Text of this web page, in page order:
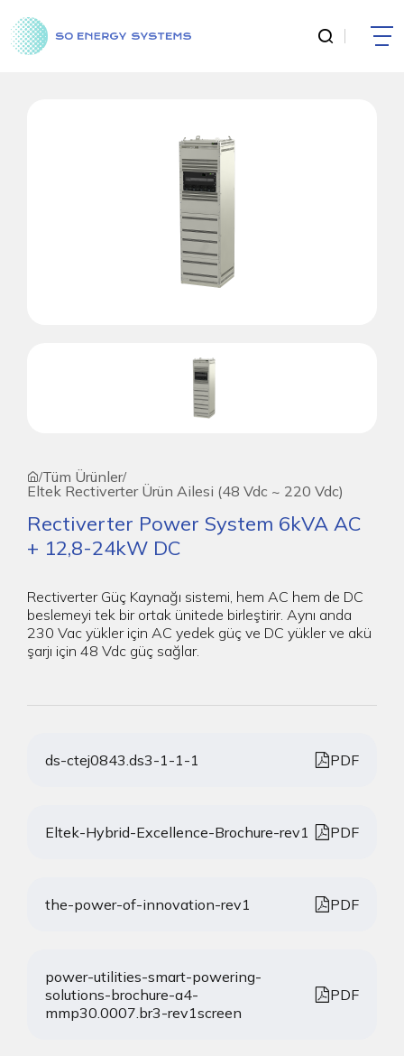
/Tüm Ürünler/
Eltek Rectiverter Ürün Ailesi (48 Vdc ~ 220 Vdc)
Rectiverter Power System 6kVA AC
+ 12,8-24kW DC
Rectiverter Güç Kaynağı sistemi, hem AC hem de DC
beslemeyi tek bir ortak ünitede birleştirir. Aynı anda
230 Vac yükler için AC yedek güç ve DC yükler ve akü
şarjı için 48 Vdc güç sağlar.
ds-ctej0843.ds3-1-1-1 PDF
Eltek-Hybrid-Excellence-Brochure-rev1 PDF
the-power-of-innovation-rev1 PDF
power-utilities-smart-powering-
solutions-brochure-a4-
mmp30.0007.br3-rev1screen
PDF